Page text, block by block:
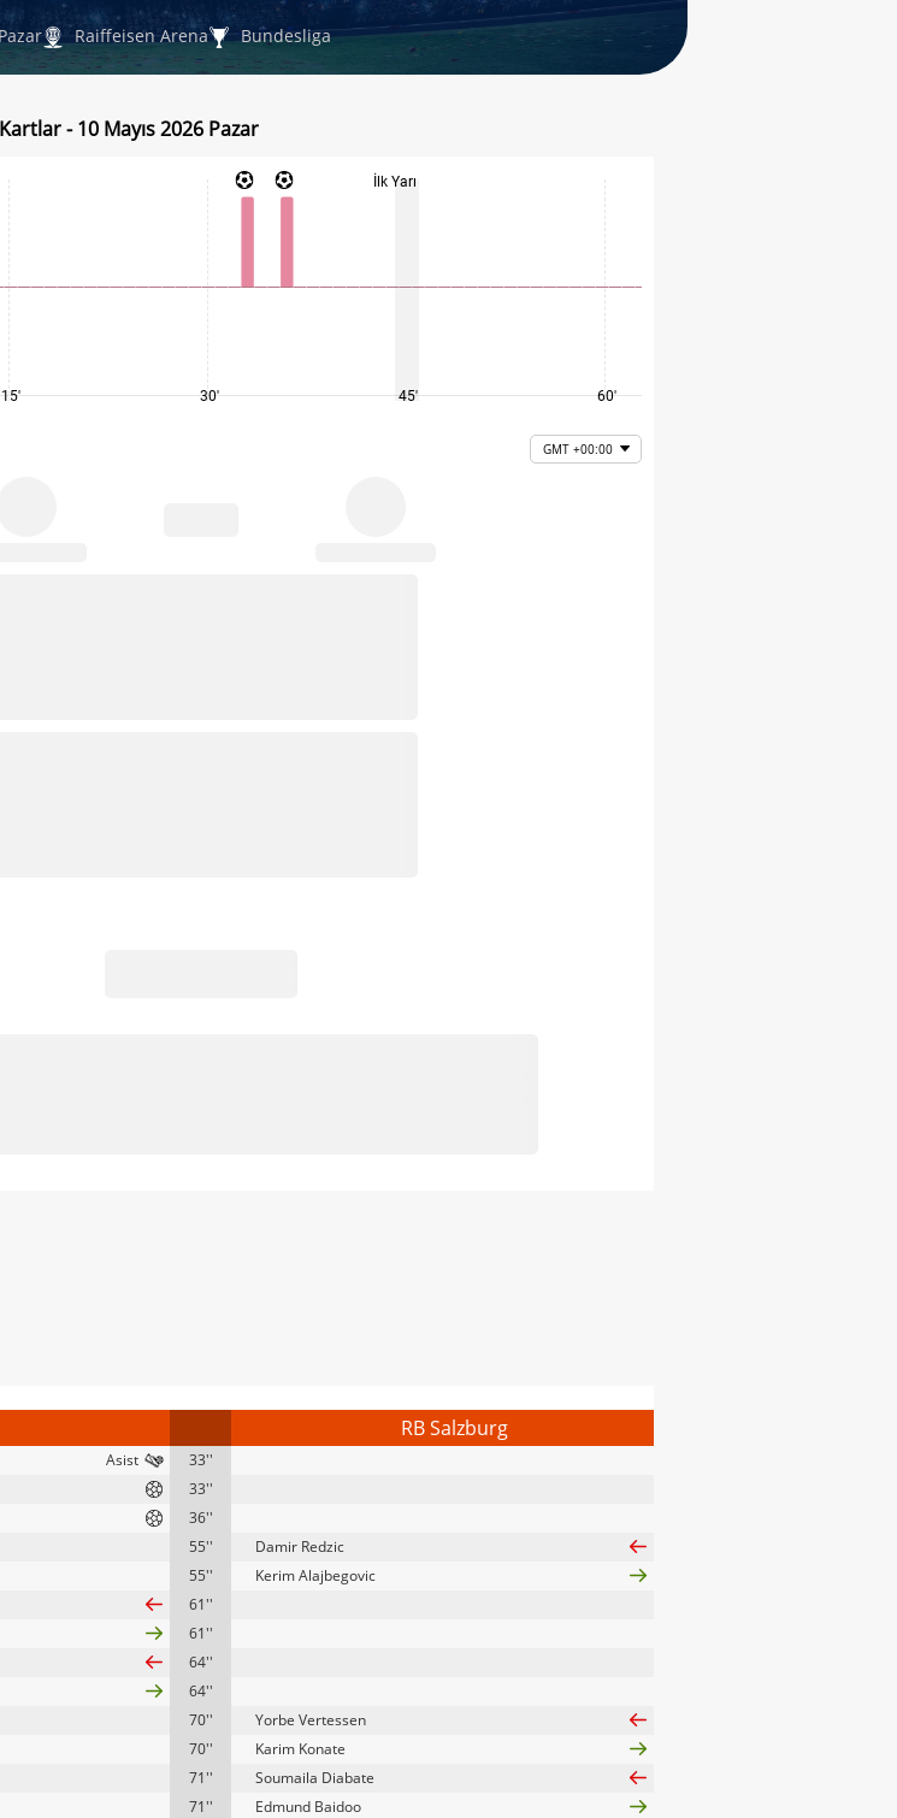
Raiffeisen Arena Bundesliga
- 10 Mayıs 2026 Pazar
15' 30'
İlk Yarı
45' 60'
GMT +00:00
RB Salzburg
33''
33''
36''
55''
Damir Redzic
55''
Kerim Alajbegovic
61''
61''
64''
64''
70''
Yorbe Vertessen
70''
Karim Konate
71''
Soumaila Diabate
71''
Edmund Baidoo